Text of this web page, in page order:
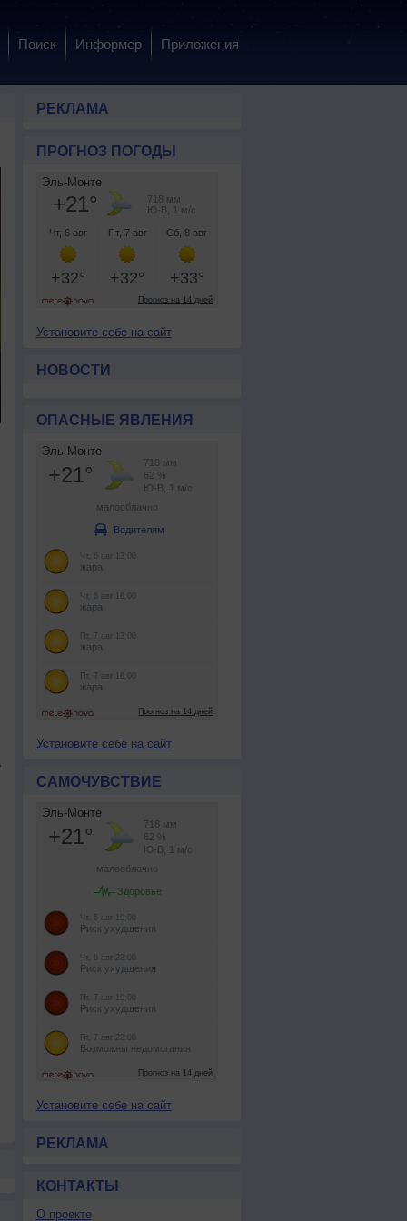
Поиск Информер Приложения
РЕКЛАМА
ПРОГНОЗ ПОГОДЫ
Установите себе на сайт
НОВОСТИ
ОПАСНЫЕ ЯВЛЕНИЯ
Установите себе на сайт
САМОЧУВСТВИЕ
Установите себе на сайт
РЕКЛАМА
КОНТАКТЫ
О проекте